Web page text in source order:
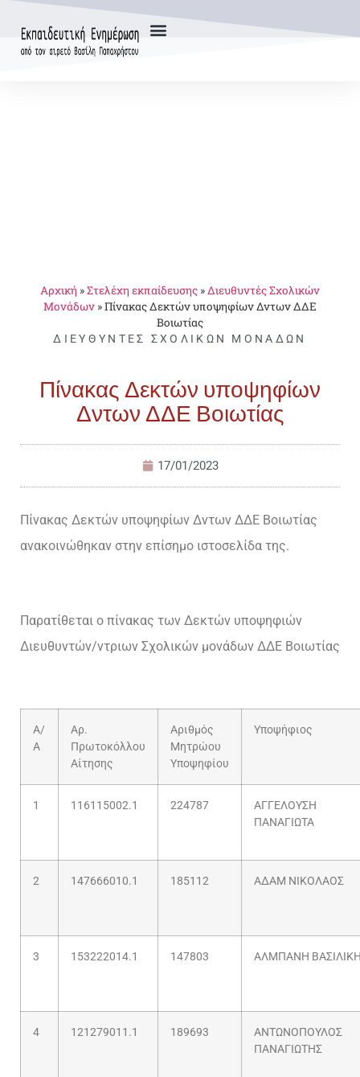
Αρχική »Στελέχη εκπαίδευσης »Διευθυντές Σχολικών
Μονάδων »Πίνακας Δεκτών υποψηφίων Δντων ΔΔΕ
Βοιωτίας
ΔΙΕΥΘΥΝΤΈΣ ΣΧΟΛΙΚΏΝ ΜΟΝΆΔΩΝ
Πίνακας Δεκτών υποψηφίων
Δντων ΔΔΕ Βοιωτίας
17/01/2023
Πίνακας Δεκτών υποψηφίων Δντων ΔΔΕ Βοιωτίας
ανακοινώθηκαν στην επίσημο ιστοσελίδα της.
Παρατίθεται ο πίνακας των Δεκτών υποψηφιών
Διευθυντών/ντριων Σχολικών μονάδων ΔΔΕ Βοιωτίας
Α/
Α
Αρ.
Πρωτοκόλλου
Αίτησης
Αριθμός
Μητρώου
Υποψηφίου
Υποψήφιος
1 116115002.1 224787
ΑΓΓΕΛΟΥΣΗ
ΠΑΝΑΓΙΩΤΑ
2 147666010.1 185112 ΑΔΑΜ ΝΙΚΟΛΑΟΣ
3 153222014.1 147803 ΑΛΜΠΑΝΗ
4 121279011.1 189693
ΑΝΤΩΝΟΠΟΥΛΟΣ
ΠΑΝΑΓΙΩΤΗΣ